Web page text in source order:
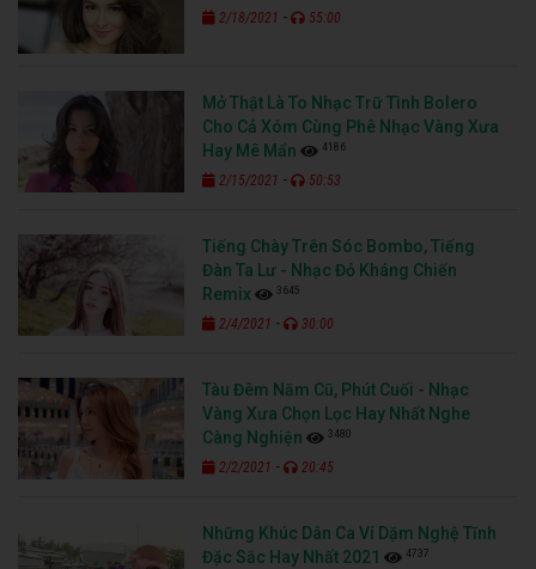
2/18/2021 - 55:00
Mở Thật Là To Nhạc Trữ Tình Bolero
Cho Cả Xóm Cùng Phê Nhạc Vàng Xưa
Hay Mê Mẩn
4186
2/15/2021 - 50:53
Tiếng Chày Trên Sóc Bombo, Tiếng
Đàn Ta Lư - Nhạc Đỏ Kháng Chiến
Remix
3645
2/4/2021 - 30:00
Tàu Đêm Năm Cũ, Phút Cuối - Nhạc
Vàng Xưa Chọn Lọc Hay Nhất Nghe
Càng Nghiện
3480
2/2/2021 - 20:45
Những Khúc Dân Ca Ví Dặm Nghệ Tĩnh
Đặc Sắc Hay Nhất 2021
4737